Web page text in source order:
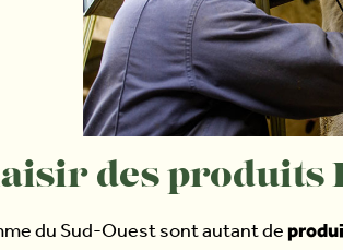
des produits
du Sud-Ouest sont autant de